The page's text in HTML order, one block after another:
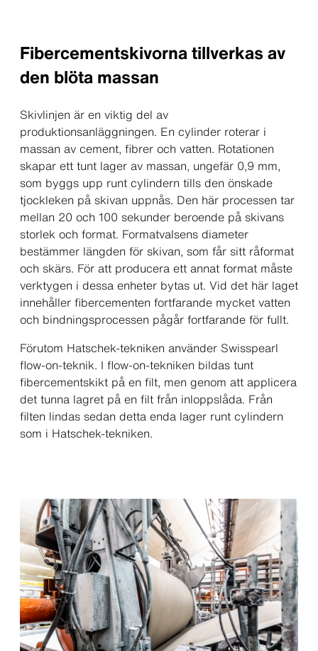
Fibercementskivorna tillverkas av
den blöta massan
Skivlinjen är en viktig del av
produktionsanläggningen. En cylinder roterar i
massan av cement, fibrer och vatten. Rotationen
skapar ett tunt lager av massan, ungefär 0,9 mm,
som byggs upp runt cylindern tills den önskade
tjockleken på skivan uppnås. Den här processen tar
mellan 20 och 100 sekunder beroende på skivans
storlek och format. Formatvalsens diameter
bestämmer längden för skivan, som får sitt råformat
och skärs. För att producera ett annat format måste
verktygen i dessa enheter bytas ut. Vid det här laget
innehåller fibercementen fortfarande mycket vatten
och bindningsprocessen pågår fortfarande för fullt.
Förutom Hatschek-tekniken använder Swisspearl
flow-on-teknik. I flow-on-tekniken bildas tunt
fibercementskikt på en filt, men genom att applicera
det tunna lagret på en filt från inloppslåda. Från
filten lindas sedan detta enda lager runt cylindern
som i Hatschek-tekniken.